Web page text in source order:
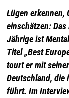
Lügen erkennen,
einschätzen:
Jährige ist
Titel „Best
tourt er mit
Deutschland, die
führt. Im